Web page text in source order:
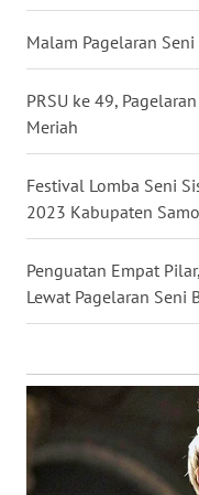
Malam Pagelaran
PRSU ke 49,
Meriah
Festival Lomba Seni
2023 Kabupaten
Penguatan Empat
Lewat Pagelaran Seni
NUSANTARA
WN
JOGJA
WN
JATIM
WN
BALI
KALBAR
KALTENG